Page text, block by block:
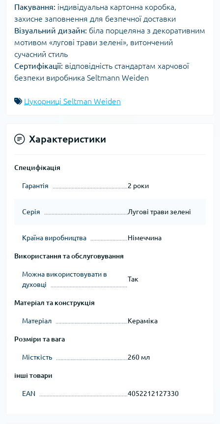
Пакування: індивідуальна картонна коробка,
захисне заповнення для безпечної доставки
Візуальний дизайн: біла порцеляна з декоративним
мотивом «лугові трави зелені», витончений
сучасний стиль
Сертифікації: відповідність стандартам харчової
безпеки виробника Seltmann Weiden
Цукорниці Seltman Weiden
Характеристики
Специфікація
Гарантія 2 роки
Серія Лугові трави зелені
Країна виробництва Німеччина
Використання та обслуговування
Можна використовувати в
духовці
Так
Матеріал та конструкція
Матеріал Кераміка
Розміри та вага
Місткість 260 мл
інші товари
EAN 4052212127330